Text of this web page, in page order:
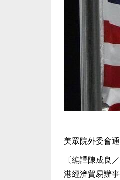
美眾院外委會
〔編譯陳成良
港經濟貿易辦